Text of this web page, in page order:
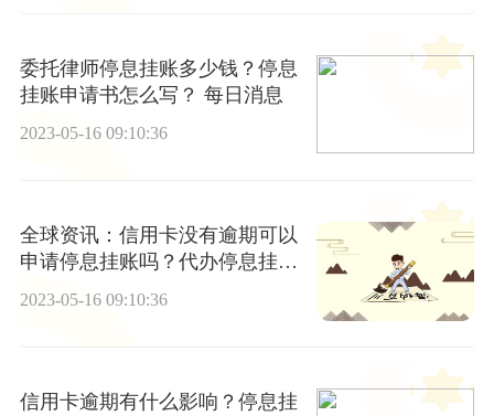
委托律师停息挂账多少钱？停息
挂账申请书怎么写？ 每日消息
2023-05-16 09:10:36
全球资讯：信用卡没有逾期可以
申请停息挂账吗？代办停息挂账
2023-05-16 09:10:36
信用卡逾期有什么影响？停息挂